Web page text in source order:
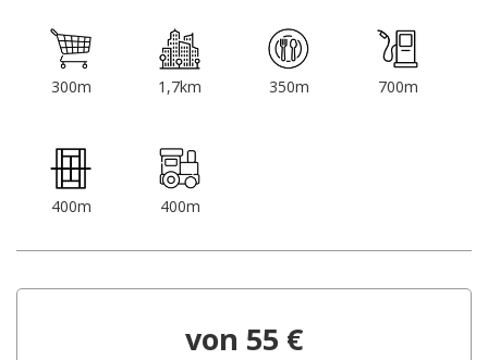
300m 1,7km 350m 700m
400m 400m
von 55 €